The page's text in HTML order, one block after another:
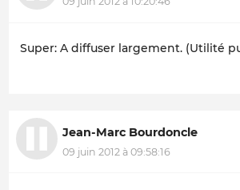
Super: A diffuser largement. (Utilité
Jean-Marc Bourdoncle
09 juin 2012 à 09:58:16